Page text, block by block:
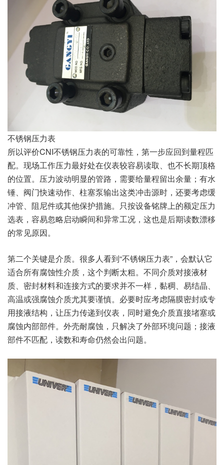
不锈钢压力表
所以评价CNI不锈钢压力表的可靠性，第一步应回到量程匹
配。现场工作压力最好处在仪表较容易读取、也不长期顶格
的位置。压力波动明显的管路，需要给量程留出余量；有水
锤、阀门快速动作、柱塞泵输出这类冲击源时，还要考虑缓
冲管、阻尼件或其他保护措施。只按设备铭牌上的额定压力
选表，容易忽略启动瞬间和异常工况，这也是后期读数漂移
的常见原因。
第二个关键是介质。很多人看到“不锈钢压力表”，会默认它
适合所有腐蚀性介质，这个判断太粗。不同介质对接液材
质、密封材料和连接方式的要求并不一样，黏稠、易结晶、
高温或强腐蚀介质尤其要谨慎。必要时应考虑隔膜密封或专
用接液结构，让压力传递到仪表，同时避免介质直接堵塞或
腐蚀内部部件。外壳耐腐蚀，只解决了外部环境问题；接液
部件不匹配，读数和寿命仍然会出问题。